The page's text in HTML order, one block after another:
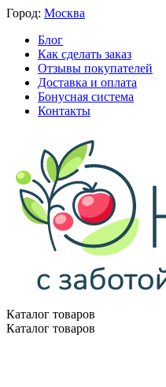
Город: Москва
Блог
Как сделать заказ
Отзывы покупателей
Доставка и оплата
Бонусная система
Контакты
Каталог товаров
Каталог товаров